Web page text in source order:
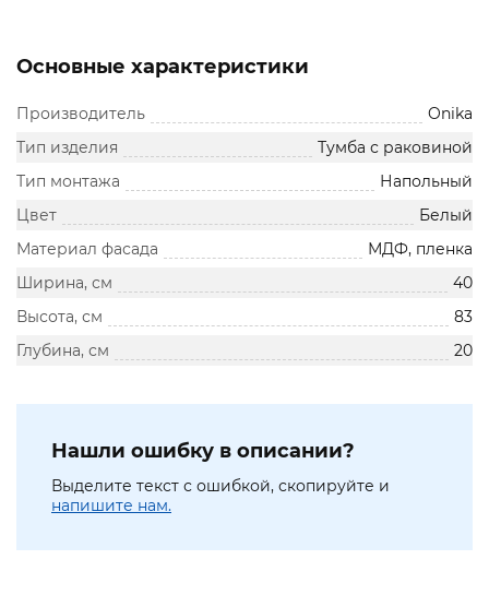
Основные характеристики
Производитель
Onika
Тип изделия
Тумба с раковиной
Тип монтажа
Напольный
Цвет
Белый
Материал фасада
МДФ, пленка
Ширина, см
40
Высота, см
83
Глубина, см
20
Нашли ошибку в описании?
Выделите текст с ошибкой, скопируйте и
напишите нам.